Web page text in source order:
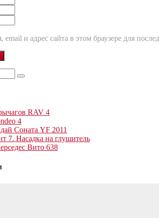
email и адрес сайта в этом браузере для
RAV 4
4
Соната YF 2011
7. Насадка на глушитель
Вито 638